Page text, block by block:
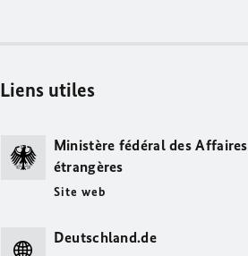
Liens utiles
Ministère fédéral des Affaires
étrangères
Site web
Deutschland.de